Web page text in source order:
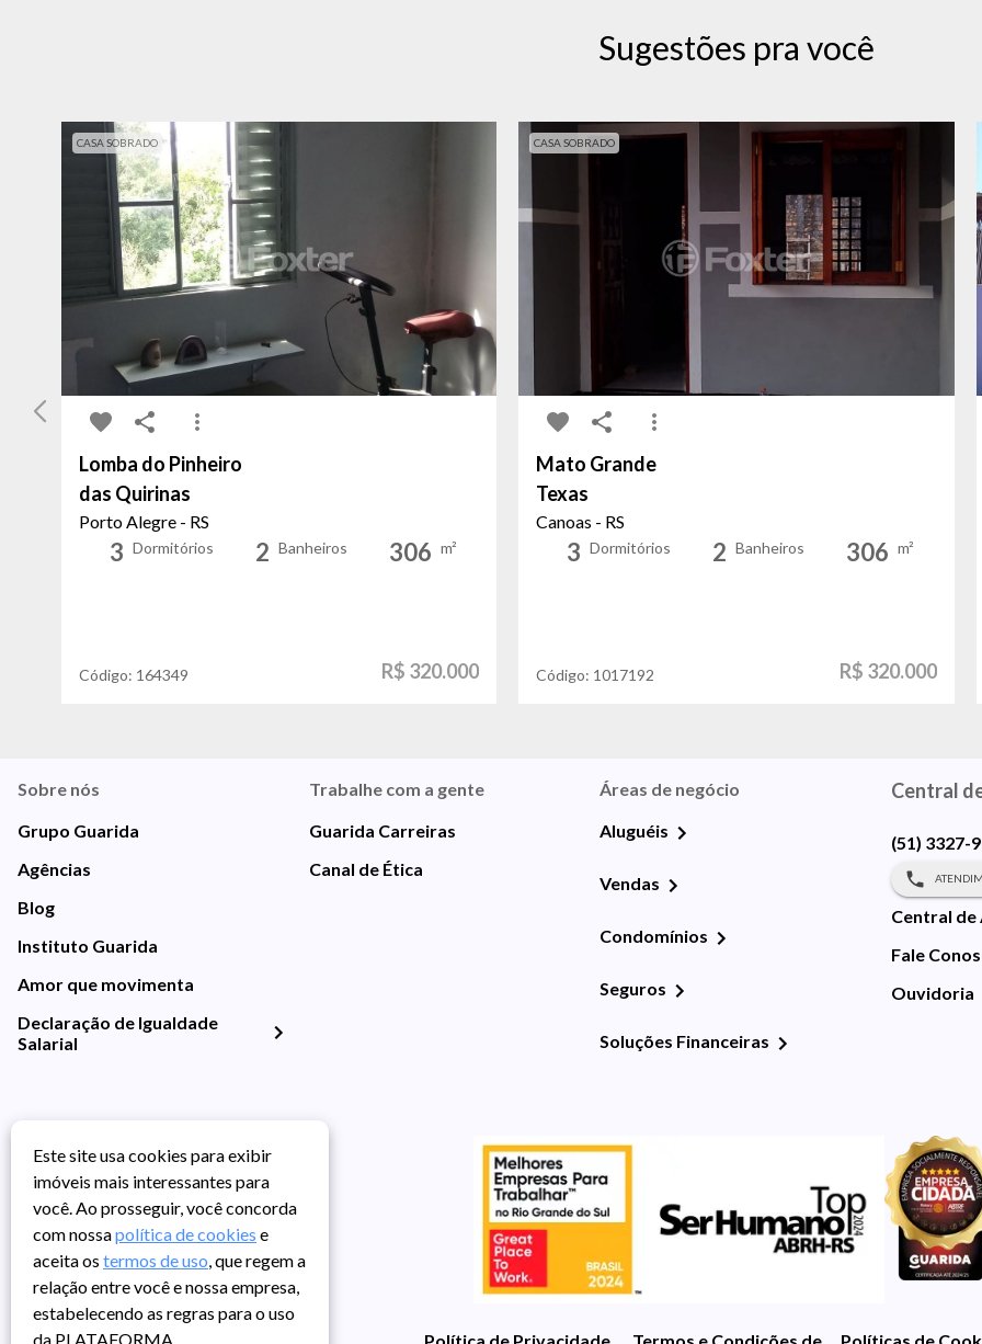
Sugestões pra você
CASA SOBRADO
Lomba do Pinheiro
das Quirinas
Porto Alegre - RS
3 Dormitórios 2 Banheiros 306 m²
Código: 164349 R$ 320.000
CASA SOBRADO
Mato Grande
Texas
Canoas - RS
3 Dormitórios 2 Banheiros 306 m²
Código: 1017192 R$ 320.000
Sobre nós
Grupo Guarida
Agências
Blog
Instituto Guarida
Amor que movimenta
Declaração de Igualdade
Salarial
Trabalhe com a gente
Guarida Carreiras
Canal de Ética
Áreas de negócio
Aluguéis
Vendas
Condomínios
Seguros
Soluções Financeiras
Central
(51) 3327-
Central de
Fale
Ouvidoria
Política de Privacidade Termos e Condições de UsoPolíticas de
Este site usa cookies para exibir
imóveis mais interessantes para
você. Ao prosseguir, você concorda
com nossapolítica de cookies e
aceita os termos de uso, que regem a
relação entre você e nossa empresa,
estabelecendo as regras para o uso
da PLATAFORMA.